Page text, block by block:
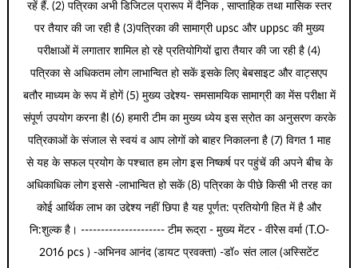
रहें हैं. (2) पत्रिका अभी डिजिटल प्रारूप में दैनिक , साप्ताहिक तथा मासिक स्तर
पर तैयार की जा रही है (3)पत्रिका की सामाग्री upsc और uppsc की मुख्य
परीक्षाओं में लगातार शामिल हो रहे प्रतियोगियों द्वारा तैयार की जा रही है (4)
पत्रिका से अधिकतम लोग लाभान्वित हो सकें इसके लिए बेबसाइट और वाट्सएप
बतौर माध्यम के रूप में होगें (5) मुख्य उद्देश्य- समसामयिक सामाग्री का मेंस परीक्षा में
संपूर्ण उपयोग करना हैl (6) हमारी टीम का मुख्य ध्येय इस स्रोत का अनुसरण करके
पत्रिकाओं के संजाल से स्वयं व आप लोगों को बाहर निकालना है (7) विगत 1 माह
से यह के सफल प्रयोग के पश्चात हम लोग इस निष्कर्ष पर पहुंचें की अपने बीच के
अधिकाधिक लोग इससे -लाभान्वित हो सकें (8) पत्रिका के पीछे किसी भी तरह का
कोई आर्थिक लाभ का उद्देश्य नहीं छिपा है यह पूर्णत: प्रतियोगी हित में है और
नि:शुल्क है। --------------------- टीम रूद्रा - मुख्य मेंटर - वीरेेस वर्मा (T.O-
2016 pcs ) -अभिनव आनंद (डायट प्रवक्ता) -डॉ० संत लाल (अस्सिटेंट